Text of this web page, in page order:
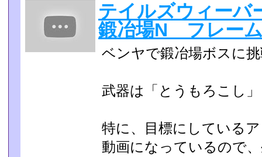
テイルズウィー
鍛冶場N フレー
ベンヤで鍛冶場ボスに
武器は「とうもろこし」
特に、目標にしている
動画になっているので